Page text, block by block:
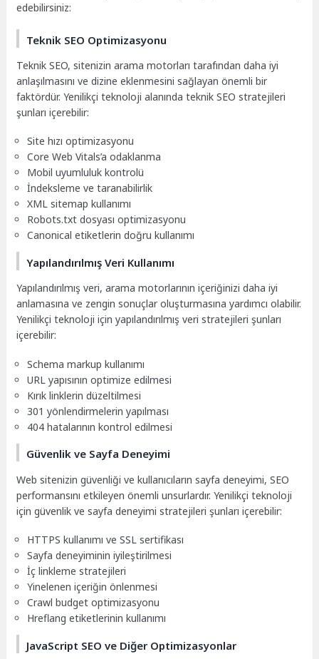
edebilirsiniz:
Teknik SEO Optimizasyonu
Teknik SEO, sitenizin arama motorları tarafından daha iyi
anlaşılmasını ve dizine eklenmesini sağlayan önemli bir
faktördür. Yenilikçi teknoloji alanında teknik SEO stratejileri
şunları içerebilir:
Site hızı optimizasyonu
Core Web Vitals’a odaklanma
Mobil uyumluluk kontrolü
İndeksleme ve taranabilirlik
XML sitemap kullanımı
Robots.txt dosyası optimizasyonu
Canonical etiketlerin doğru kullanımı
Yapılandırılmış Veri Kullanımı
Yapılandırılmış veri, arama motorlarının içeriğinizi daha iyi
anlamasına ve zengin sonuçlar oluşturmasına yardımcı olabilir.
Yenilikçi teknoloji için yapılandırılmış veri stratejileri şunları
içerebilir:
Schema markup kullanımı
URL yapısının optimize edilmesi
Kırık linklerin düzeltilmesi
301 yönlendirmelerin yapılması
404 hatalarının kontrol edilmesi
Güvenlik ve Sayfa Deneyimi
Web sitenizin güvenliği ve kullanıcıların sayfa deneyimi, SEO
performansını etkileyen önemli unsurlardır. Yenilikçi teknoloji
için güvenlik ve sayfa deneyimi stratejileri şunları içerebilir:
HTTPS kullanımı ve SSL sertifikası
Sayfa deneyiminin iyileştirilmesi
İç linkleme stratejileri
Yinelenen içeriğin önlenmesi
Crawl budget optimizasyonu
Hreflang etiketlerinin kullanımı
JavaScript SEO ve Diğer Optimizasyonlar